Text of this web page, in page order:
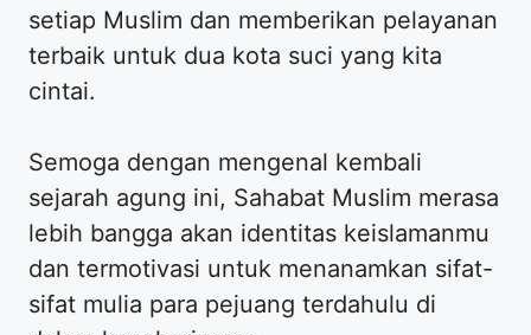
setiap Muslim dan memberikan pelayanan
terbaik untuk dua kota suci yang kita
cintai.
​Semoga dengan mengenal kembali
sejarah agung ini, Sahabat Muslim merasa
lebih bangga akan identitas keislamanmu
dan termotivasi untuk menanamkan sifat-
sifat mulia para pejuang terdahulu di